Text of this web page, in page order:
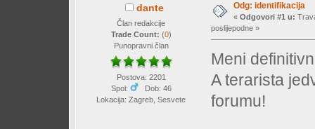
dante
Član redakcije
Trade Count: (0)
Punopravni član
Postova: 2201
Spol:
Dob: 46
Lokacija: Zagreb, Sesvete
Odg: identifikacija
« Odgovori #1 u:
poslijepodne »
Meni
A terarista
forumu!